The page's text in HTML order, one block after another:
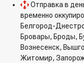
Отправка в
временно
Белгород-
Бровары, Броды,
Вознесенск,
Житомир,